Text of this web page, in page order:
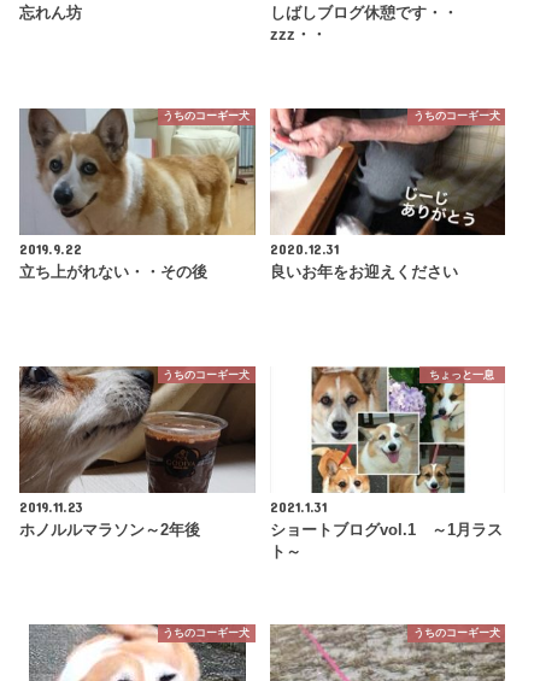
忘れん坊
しばしブログ休憩です・・
zzz・・
うちのコーギー犬
2019.9.22
立ち上がれない・・その後
うちのコーギー犬
2020.12.31
良いお年をお迎えください
うちのコーギー犬
2019.11.23
ホノルルマラソン～2年後
ちょっと一息
2021.1.31
ショートブログvol.1 ～1月ラス
ト～
うちのコーギー犬 うちのコーギー犬